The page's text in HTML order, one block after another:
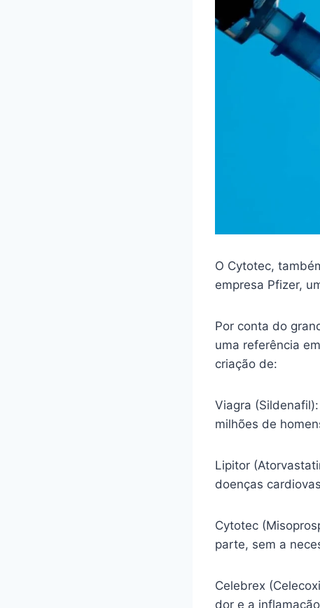
O Cytotec,
empresa Pfizer,
Por conta do
uma referência
criação de:
Viagra
milhões de
Lipitor
doenças
Cytotec
parte, sem a
Celebrex
dor e a